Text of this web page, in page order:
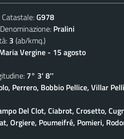
G978
Pralini
3 (ab/kmq.)
Vergine - 15 agosto
7° 3' 8''
Perrero, Bobbio Pellice, Villar
Del Clot, Ciabrot, Crosetto,
Orgiere, Poumeifré, Pomieri,